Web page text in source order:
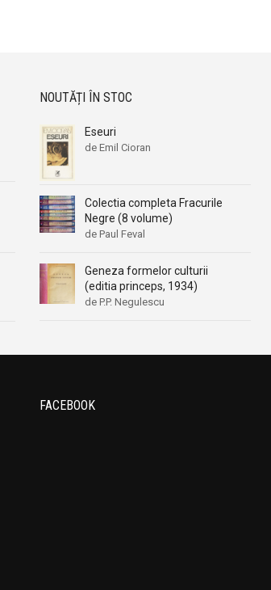
NOUTĂȚI ÎN STOC
Eseuri
de Emil Cioran
Colectia completa Fracurile
Negre (8 volume)
de Paul Feval
Geneza formelor culturii
(editia princeps, 1934)
de P.P. Negulescu
FACEBOOK